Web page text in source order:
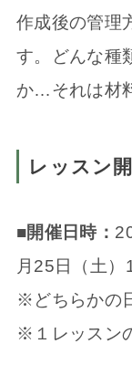
作成後の管理
す。どんな種
か…それは材
レッスン
■開催日時：
月25日（土）
※どちらかの
※１レッスン